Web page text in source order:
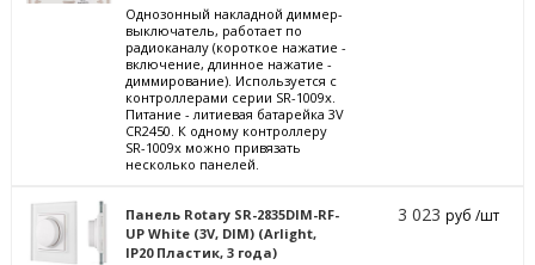
Однозонный накладной диммер-
выключатель, работает по
радиоканалу (короткое нажатие -
включение, длинное нажатие -
диммирование). Используется с
контроллерами серии SR-1009х.
Питание - литиевая батарейка 3V
CR2450. К одному контроллеру
SR-1009х можно привязать
несколько панелей.
Панель Rotary SR-2835DIM-RF-
UP White (3V, DIM) (Arlight,
IP20 Пластик, 3 года)
3 023руб /шт